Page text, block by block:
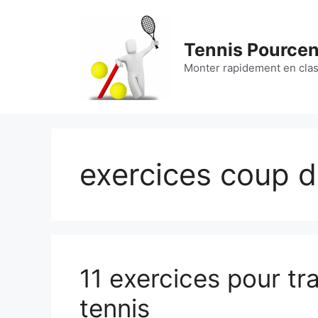
Tennis
Monter rapidement en
exercices coup
11 exercices pour
tennis